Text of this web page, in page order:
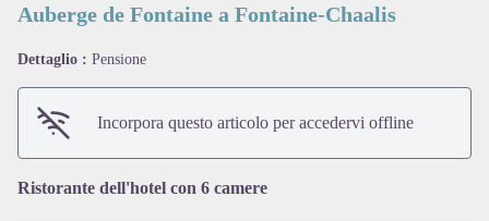
Auberge de Fontaine a Fontaine-Chaalis
Dettaglio : Pensione
Incorpora questo articolo per accedervi offline
Ristorante dell'hotel con 6 camere